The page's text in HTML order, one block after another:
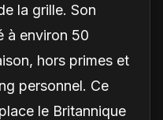
la grille. Son
à environ 50
hors primes et
personnel. Ce
le Britannique